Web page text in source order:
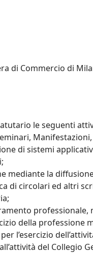
di Commercio di
le seguenti
di sistemi
mediante la
di circolari ed altri
della professione
l’esercizio
del Collegio